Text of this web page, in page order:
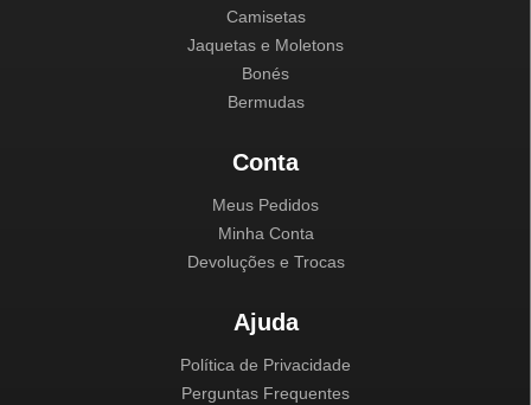
Camisetas
Jaquetas e Moletons
Bonés
Bermudas
Conta
Meus Pedidos
Minha Conta
Devoluções e Trocas
Ajuda
Política de Privacidade
Perguntas Frequentes